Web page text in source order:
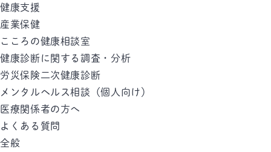
健康支援
産業保健
こころの健康相談室
健康診断に関する調査・分析
労災保険二次健康診断
メンタルヘルス相談（個人向け）
医療関係者の方へ
よくある質問
全般